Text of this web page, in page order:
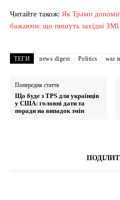
Читайте також: Як Трамп
бажаючи: що пишуть західні ЗМІ
ТЕГИ news digest Politics war
Попередня стаття
Що буде з TPS для українців
у США: головні дати та
поради на випадок змін